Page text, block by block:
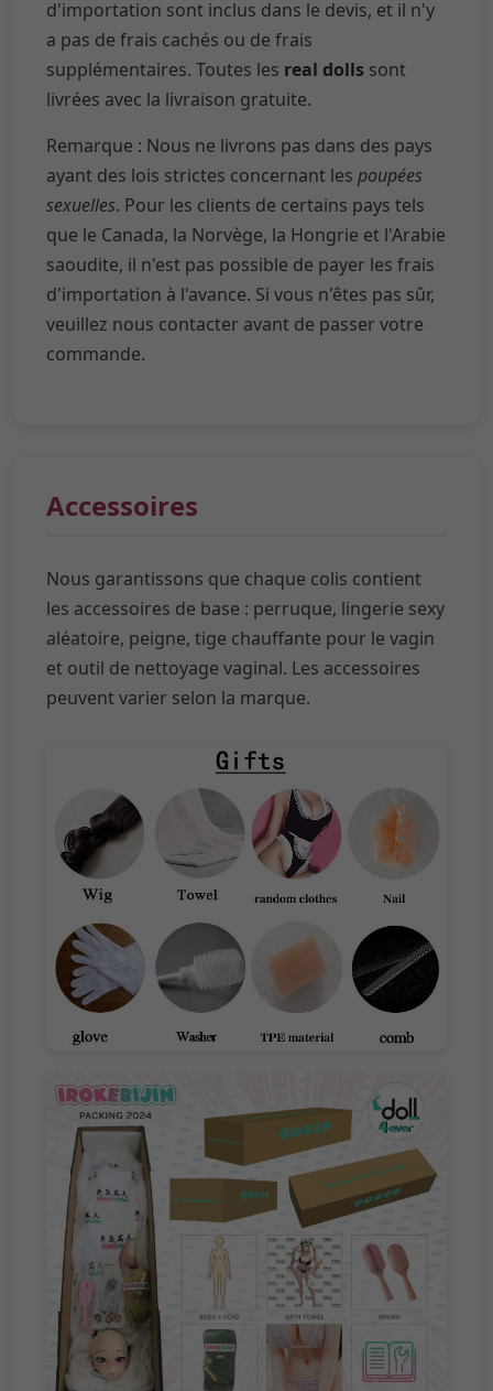
d'importation sont inclus dans le devis, et il n'y
a pas de frais cachés ou de frais
supplémentaires. Toutes les real dolls sont
livrées avec la livraison gratuite.
Remarque : Nous ne livrons pas dans des pays
ayant des lois strictes concernant les poupées
sexuelles. Pour les clients de certains pays tels
que le Canada, la Norvège, la Hongrie et l'Arabie
saoudite, il n'est pas possible de payer les frais
d'importation à l'avance. Si vous n'êtes pas sûr,
veuillez nous contacter avant de passer votre
commande.
Accessoires
Nous garantissons que chaque colis contient
les accessoires de base : perruque, lingerie sexy
aléatoire, peigne, tige chauffante pour le vagin
et outil de nettoyage vaginal. Les accessoires
peuvent varier selon la marque.